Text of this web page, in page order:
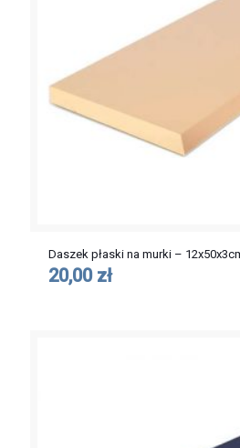
Daszek płaski na murki –
20,00 zł